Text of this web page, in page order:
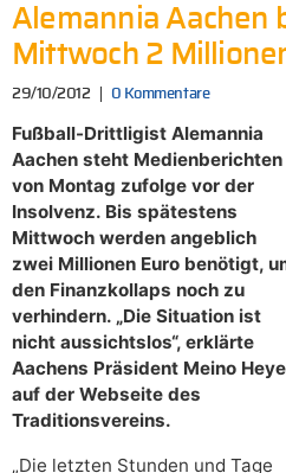
Alemannia Aachen
Mittwoch 2
29/10/2012 0 Kommentare
Fußball-Drittligist Alemannia
Aachen steht Medienberichten
von Montag zufolge vor der
Insolvenz. Bis spätestens
Mittwoch werden angeblich
zwei Millionen Euro benötigt,
den Finanzkollaps noch zu
verhindern. „Die Situation ist
nicht aussichtslos“, erklärte
Aachens Präsident Meino
auf der Webseite des
Traditionsvereins.
„Die letzten Stunden und Tage